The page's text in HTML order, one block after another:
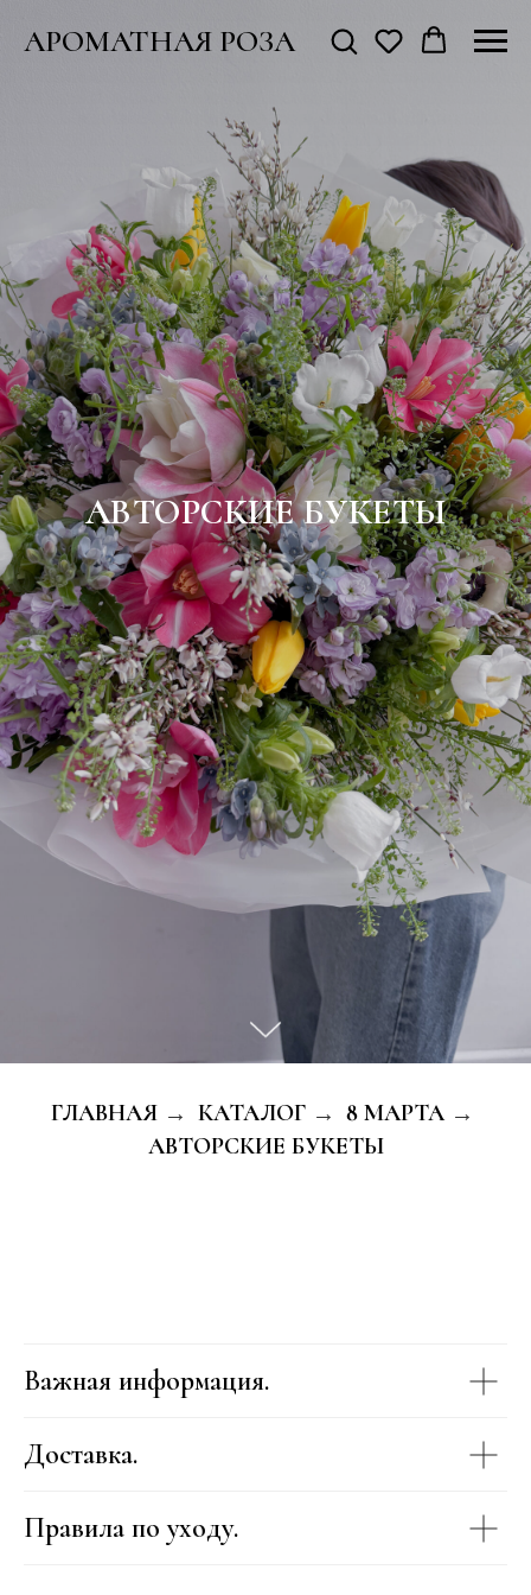
АРОМАТНАЯ РОЗА
АВТОРСКИЕ БУКЕТЫ
ГЛАВНАЯ → КАТАЛОГ → 8 МАРТА →
АВТОРСКИЕ БУКЕТЫ
Важная информация.
Доставка.
Правила по уходу.